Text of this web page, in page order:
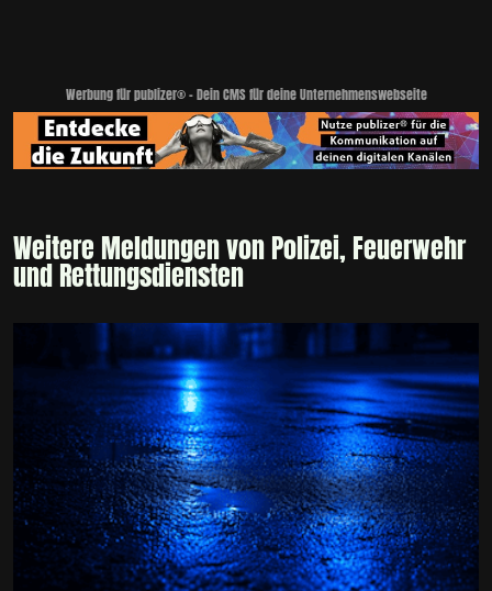
Werbung für publizer® - Dein CMS für deine Unternehmenswebseite
Weitere Meldungen von Polizei, Feuerwehr
und Rettungsdiensten